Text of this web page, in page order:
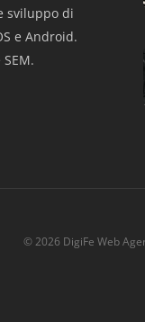
sviluppo di
e Android.
© 2026 DigiFe Web